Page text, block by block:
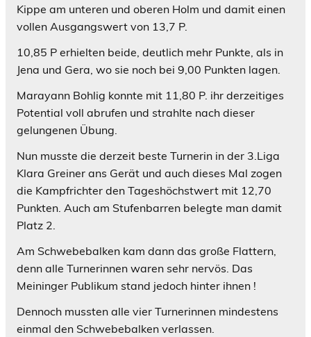
Kippe am unteren und oberen Holm und damit einen
vollen Ausgangswert von 13,7 P.
10,85 P erhielten beide, deutlich mehr Punkte, als in
Jena und Gera, wo sie noch bei 9,00 Punkten lagen.
Marayann Bohlig konnte mit 11,80 P. ihr derzeitiges
Potential voll abrufen und strahlte nach dieser
gelungenen Übung.
Nun musste die derzeit beste Turnerin in der 3.Liga
Klara Greiner ans Gerät und auch dieses Mal zogen
die Kampfrichter den Tageshöchstwert mit 12,70
Punkten. Auch am Stufenbarren belegte man damit
Platz 2.
Am Schwebebalken kam dann das große Flattern,
denn alle Turnerinnen waren sehr nervös. Das
Meininger Publikum stand jedoch hinter ihnen !
Dennoch mussten alle vier Turnerinnen mindestens
einmal den Schwebebalken verlassen.